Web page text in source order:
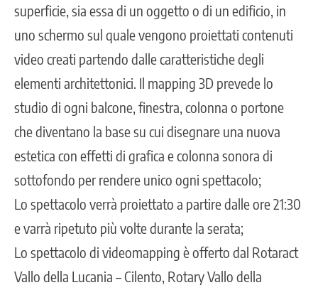
superficie, sia essa di un oggetto o di un edificio, in
uno schermo sul quale vengono proiettati contenuti
video creati partendo dalle caratteristiche degli
elementi architettonici. Il mapping 3D prevede lo
studio di ogni balcone, finestra, colonna o portone
che diventano la base su cui disegnare una nuova
estetica con effetti di grafica e colonna sonora di
sottofondo per rendere unico ogni spettacolo;
Lo spettacolo verrà proiettato a partire dalle ore 21:30
e varrà ripetuto più volte durante la serata;
Lo spettacolo di videomapping è offerto dal Rotaract
Vallo della Lucania – Cilento, Rotary Vallo della